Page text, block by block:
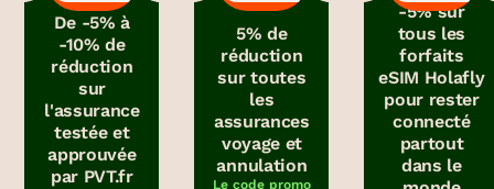
De -5% à
-10% de
réduction
sur
l'assurance
testée et
approuvée
par PVT.fr
5% de
réduction
sur toutes
les
assurances
voyage et
annulation
Le code promo
-5% sur
tous les
forfaits
eSIM Holafly
pour rester
connecté
partout
dans le